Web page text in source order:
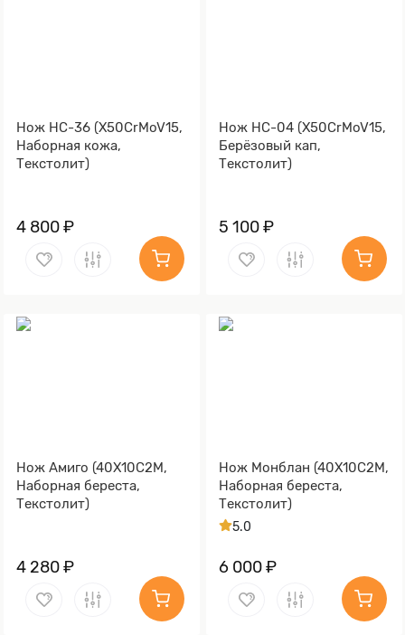
Нож НС-36 (X50CrMoV15,
Наборная кожа,
Текстолит)
4 800 ₽
Нож НС-04 (X50CrMoV15,
Берёзовый кап,
Текстолит)
5 100 ₽
Нож Амиго (40Х10С2М,
Наборная береста,
Текстолит)
4 280 ₽
Нож Монблан (40Х10С2М,
Наборная береста,
Текстолит)
5.0
6 000 ₽